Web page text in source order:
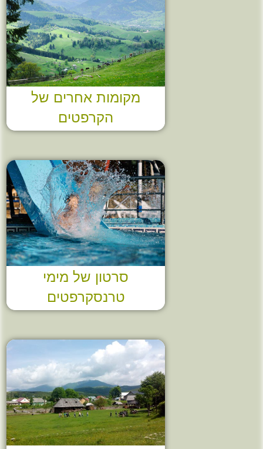
מקומות אחרים של
הקרפטים
סרטון של מימי
טרנסקרפטים